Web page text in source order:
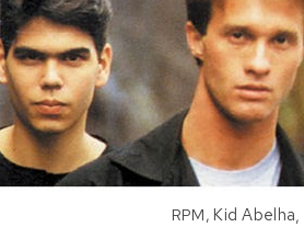
RPM,Kid Abelha,